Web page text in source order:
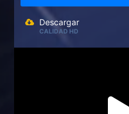
Descargar
CALIDAD HD